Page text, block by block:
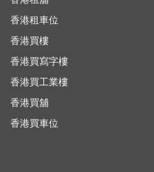
香港租車位
香港買樓
香港買寫字樓
香港買工業樓
香港買舖
香港買車位